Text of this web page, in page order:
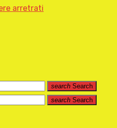
arretrati
search Search
search Search